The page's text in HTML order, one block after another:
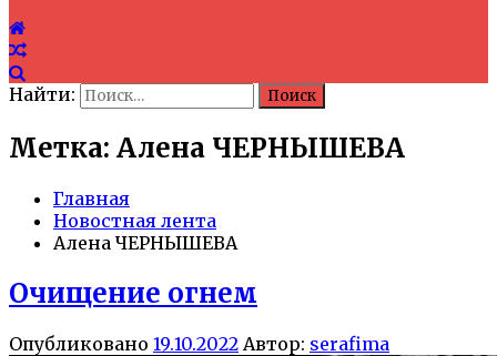
Найти:
Метка: Алена ЧЕРНЫШЕВА
Главная
Новостная лента
Алена ЧЕРНЫШЕВА
Очищение огнем
Опубликовано 19.10.2022 Автор: serafima